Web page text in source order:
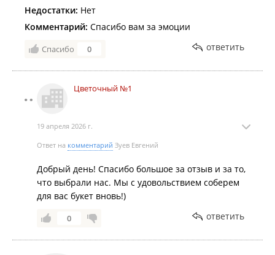
Недостатки: Нет
Комментарий: Спасибо вам за эмоции
Спасибо 0 ответить
Цветочный №1
19 апреля 2026 г.
Ответ на комментарий Зуев Евгений
Добрый день! Спасибо большое за отзыв и за то,
что выбрали нас. Мы с удовольствием соберем
для вас букет вновь!)
0 ответить